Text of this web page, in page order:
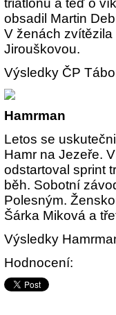
triatlonu a teď o
obsadil Martin
V ženách
Jirouškovou.
Výsledky ČP
Hamrman
Letos se
Hamr na Jezeře.
odstartoval sprint
běh. Sobotní
Polesným.
Šárka Miková a
Výsledky
Hodnocení: